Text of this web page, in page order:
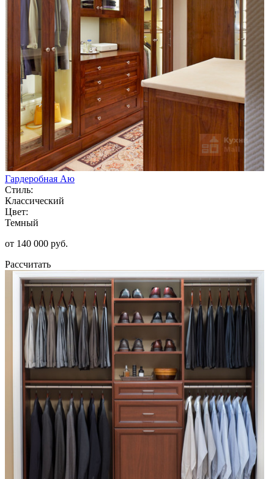
Гардеробная Аю
Стиль:
Классический
Цвет:
Темный
от 140 000 руб.
Рассчитать